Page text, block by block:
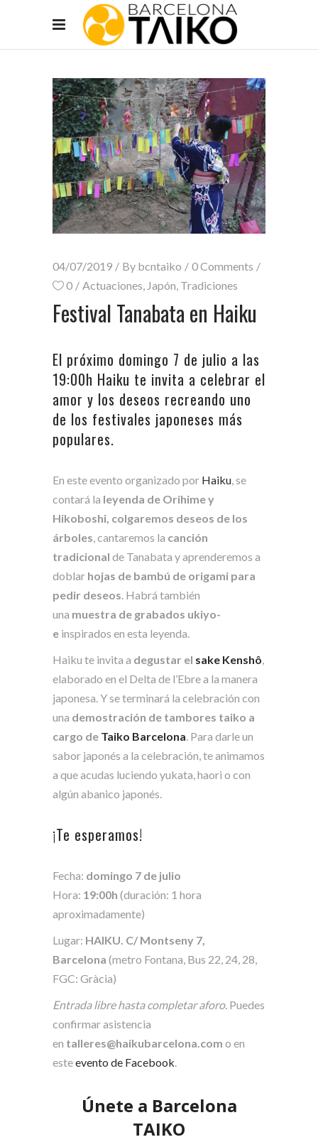
04/07/2019 By bcntaiko
0 Comments
0
Actuaciones, Japón, Tradiciones
Festival Tanabata en Haiku
El próximo domingo 7 de julio a las
19:00h Haiku te invita a celebrar el
amor y los deseos recreando uno
de los festivales japoneses más
populares.
En este evento organizado por Haiku, se
contará la leyenda de Orihime y
Hikoboshi, colgaremos deseos de los
árboles, cantaremos la canción
tradicional de Tanabata y aprenderemos a
doblar hojas de bambú de origami para
pedir deseos. Habrá también
una muestra de grabados ukiyo-
e inspirados en esta leyenda.
Haiku te invita a degustar el sake Kenshô,
elaborado en el Delta de l’Ebre a la manera
japonesa. Y se terminará la celebración con
una demostración de tambores taiko a
cargo de Taiko Barcelona. Para darle un
sabor japonés a la celebración, te animamos
a que acudas luciendo yukata, haori o con
algún abanico japonés.
¡Te esperamos!
Fecha: domingo 7 de julio
Hora: 19:00h (duración: 1 hora
aproximadamente)
Lugar: HAIKU. C/ Montseny 7,
Barcelona (metro Fontana, Bus 22, 24, 28,
FGC: Gràcia)
Entrada libre hasta completar aforo. Puedes
confirmar asistencia
en talleres@haikubarcelona.com o en
esteevento de Facebook.